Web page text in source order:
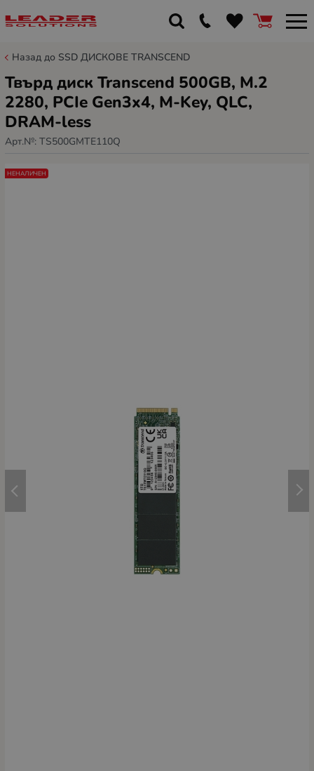
Назад до SSD ДИСКОВЕ TRANSCEND
Твърд диск Transcend 500GB, M.2
2280, PCIe Gen3x4, M-Key, QLC,
DRAM-less
Арт.№: TS500GMTE110Q
НЕНАЛИЧЕН